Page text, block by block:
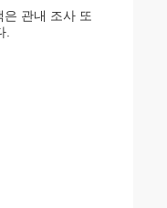
관내 조사 또
.